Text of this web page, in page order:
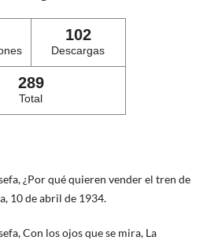
102
Descargas
289
Total
¿Por qué quieren vender el tren de
10 de abril de 1934.
Con los ojos que se mira, La